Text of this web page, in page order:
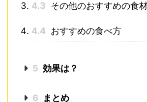
4.3 その他のおすすめの食
4.4 おすすめの食べ方
5 効果は？
6 まとめ